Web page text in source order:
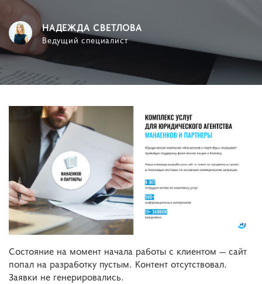
НАДЕЖДА СВЕТЛОВА
Ведущий специалист
Состояние на момент начала работы с клиентом — сайт
попал на разработку пустым. Контент отсутствовал.
Заявки не генерировались.